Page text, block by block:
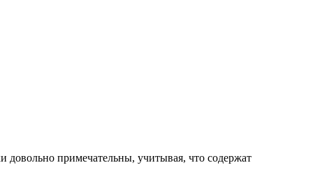
довольно примечательны, учитывая, что содержат